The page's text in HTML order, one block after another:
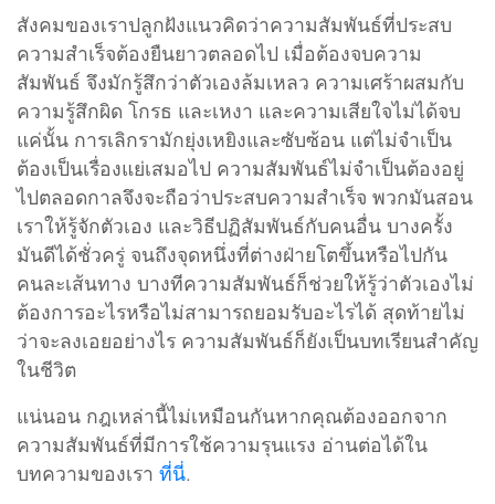
สังคมของเราปลูกฝังแนวคิดว่าความสัมพันธ์ที่ประสบ
ความสำเร็จต้องยืนยาวตลอดไป เมื่อต้องจบความ
สัมพันธ์ จึงมักรู้สึกว่าตัวเองล้มเหลว ความเศร้าผสมกับ
ความรู้สึกผิด โกรธ และเหงา และความเสียใจไม่ได้จบ
แค่นั้น การเลิกรามักยุ่งเหยิงและซับซ้อน แต่ไม่จำเป็น
ต้องเป็นเรื่องแย่เสมอไป ความสัมพันธ์ไม่จำเป็นต้องอยู่
ไปตลอดกาลจึงจะถือว่าประสบความสำเร็จ พวกมันสอน
เราให้รู้จักตัวเอง และวิธีปฏิสัมพันธ์กับคนอื่น บางครั้ง
มันดีได้ชั่วครู่ จนถึงจุดหนึ่งที่ต่างฝ่ายโตขึ้นหรือไปกัน
คนละเส้นทาง บางทีความสัมพันธ์ก็ช่วยให้รู้ว่าตัวเองไม่
ต้องการอะไรหรือไม่สามารถยอมรับอะไรได้ สุดท้ายไม่
ว่าจะลงเอยอย่างไร ความสัมพันธ์ก็ยังเป็นบทเรียนสำคัญ
ในชีวิต
แน่นอน กฎเหล่านี้ไม่เหมือนกันหากคุณต้องออกจาก
ความสัมพันธ์ที่มีการใช้ความรุนแรง อ่านต่อได้ใน
บทความของเรา ที่นี่.